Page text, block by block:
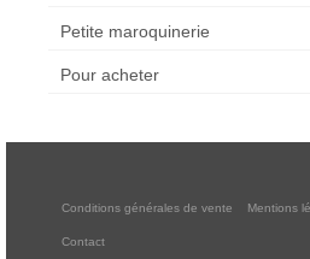
Petite maroquinerie
Pour acheter
Conditions générales de vente Mentions
Contact